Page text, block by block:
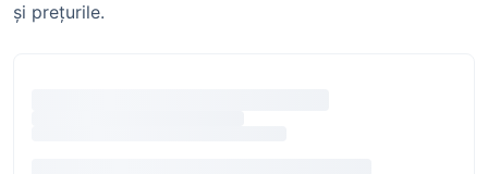
și prețurile.